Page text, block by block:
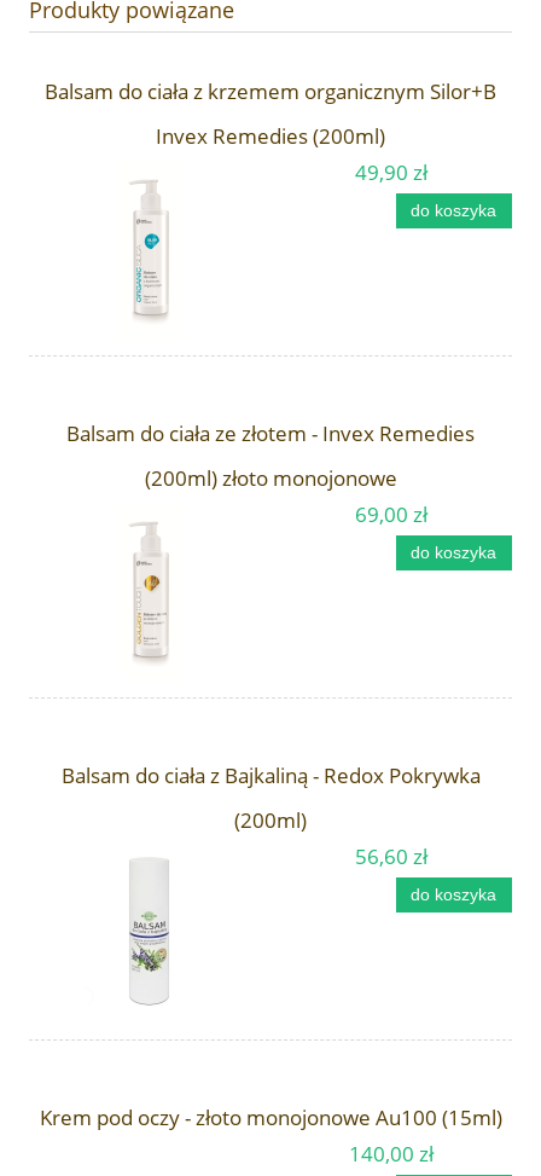
Produkty powiązane
Balsam do ciała z krzemem organicznym Silor+B
Invex Remedies (200ml)
49,90 zł
do koszyka
Balsam do ciała ze złotem - Invex Remedies
(200ml) złoto monojonowe
69,00 zł
do koszyka
Balsam do ciała z Bajkaliną - Redox Pokrywka
(200ml)
56,60 zł
do koszyka
Krem pod oczy - złoto monojonowe Au100 (15ml)
140,00 zł